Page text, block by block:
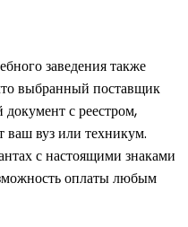
заведения также
выбранный поставщик
с реестром,
ваш вуз или техникум.
с настоящими знаками
оплаты любым